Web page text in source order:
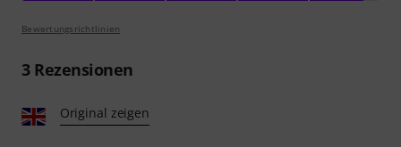
Bewertungsrichtlinien
3Rezensionen
Original zeigen